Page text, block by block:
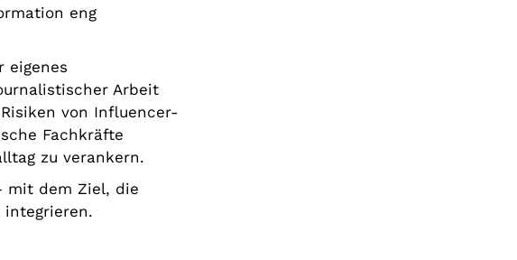
eng
eigenes
Arbeit
von Influencer-
Fachkräfte
zu verankern.
mit dem Ziel, die
integrieren.